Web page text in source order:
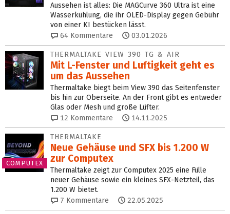
Aussehen ist alles: Die MAGCurve 360 Ultra ist eine
Wasserkühlung, die ihr OLED-Display gegen Gebühr
von einer KI bestücken lässt.
64 Kommentare 03.01.2026
THERMALTAKE VIEW 390 TG & AIR
Mit L-Fenster und Luftigkeit geht es
um das Aussehen
Thermaltake biegt beim View 390 das Seitenfenster
bis hin zur Oberseite. An der Front gibt es entweder
Glas oder Mesh und große Lüfter.
12 Kommentare 14.11.2025
COMPUTEX
THERMALTAKE
Neue Gehäuse und SFX bis 1.200 W
zur Computex
Thermaltake zeigt zur Computex 2025 eine Fülle
neuer Gehäuse sowie ein kleines SFX-Netzteil, das
1.200 W bietet.
7 Kommentare 22.05.2025